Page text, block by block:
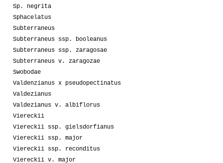
Sp. negrita
Sphacelatus
Subterraneus
Subterraneus ssp. booleanus
Subterraneus ssp. zaragosae
Subterraneus v. zaragozae
Swobodae
Valdenzianus x pseudopectinatus
Valdezianus
Valdezianus v. albiflorus
Viereckii
Viereckii ssp. gielsdorfianus
Viereckii ssp. major
Viereckii ssp. reconditus
Viereckii v. major